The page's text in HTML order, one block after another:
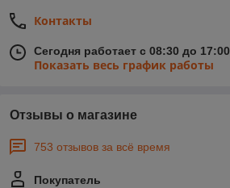
Контакты
Сегодня работает с 08:30 до 17:00
Показать весь график работы
Отзывы о магазине
753 отзывов за всё время
Покупатель